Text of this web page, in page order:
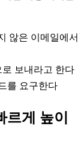
않은 이메일에서
보내라고 한다
를 요구한다
게 높이